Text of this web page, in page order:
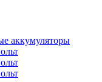
аккумуляторы